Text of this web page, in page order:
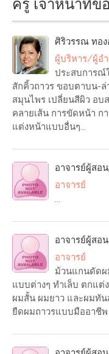
ครู เจ้าหน้าที่ขอ
ศิริวรรณ ทอง
ผู้บริหาร/ผู้อ
ประสบการณ์
สักคิ้วถาวร ขอบตาบน-
สมุนไพร เปลี่ยนสีผิว อ
คลายเส้น การขัดหน้า ก
แต่งหน้าแบบอื่นๆ...
อาจารย์ผู้สอ
อาจารย์
...
อาจารย์ผู้สอ
อาจารย์
ม้วนแกนดัดผ
แบบต่างๆ ทำเล็บ ตกแต่
ผมสั้น ผมยาว และผมทั
ยืดผมถาวรแบบมืออาชี